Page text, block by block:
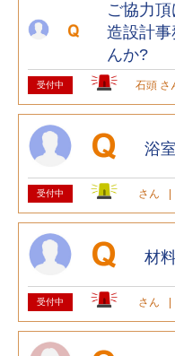
ご協力
造設計
んか?
受付中 石頭 さ
浴
受付中 さん |
材
受付中 さん |